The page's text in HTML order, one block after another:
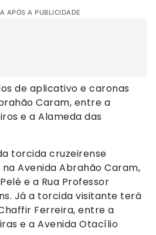
APÓS A PUBLICIDADE
de aplicativo e caronas
Caram, entre a
e a Alameda das
torcida cruzeirense
Avenida Abrahão Caram,
e a Rua Professor
Já a torcida visitante terá
Ferreira, entre a
e a Avenida Otacílio